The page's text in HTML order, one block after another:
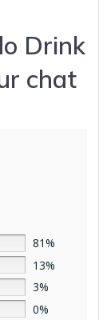
Drink
chat
81%
13%
3%
0%